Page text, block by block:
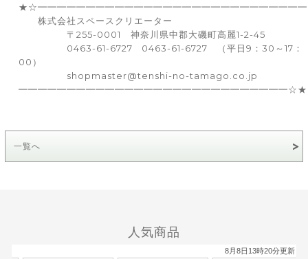
★☆━━━━━━━━━━━━━━━━━━━━━━━━━━━━
株式会社スペースクリエーター
〒255-0001 神奈川県中郡大磯町高麗1-2-45
0463-61-6727
0463-61-6727 （平日9：30～17：
00）
shopmaster@tenshi-no-tamago.co.jp
━━━━━━━━━━━━━━━━━━━━━━━━━━━━☆★
一覧へ
人気商品